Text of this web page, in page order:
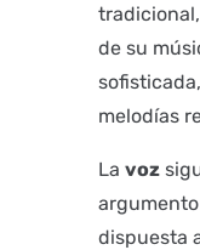
de su
melodías
La voz
dispuesta